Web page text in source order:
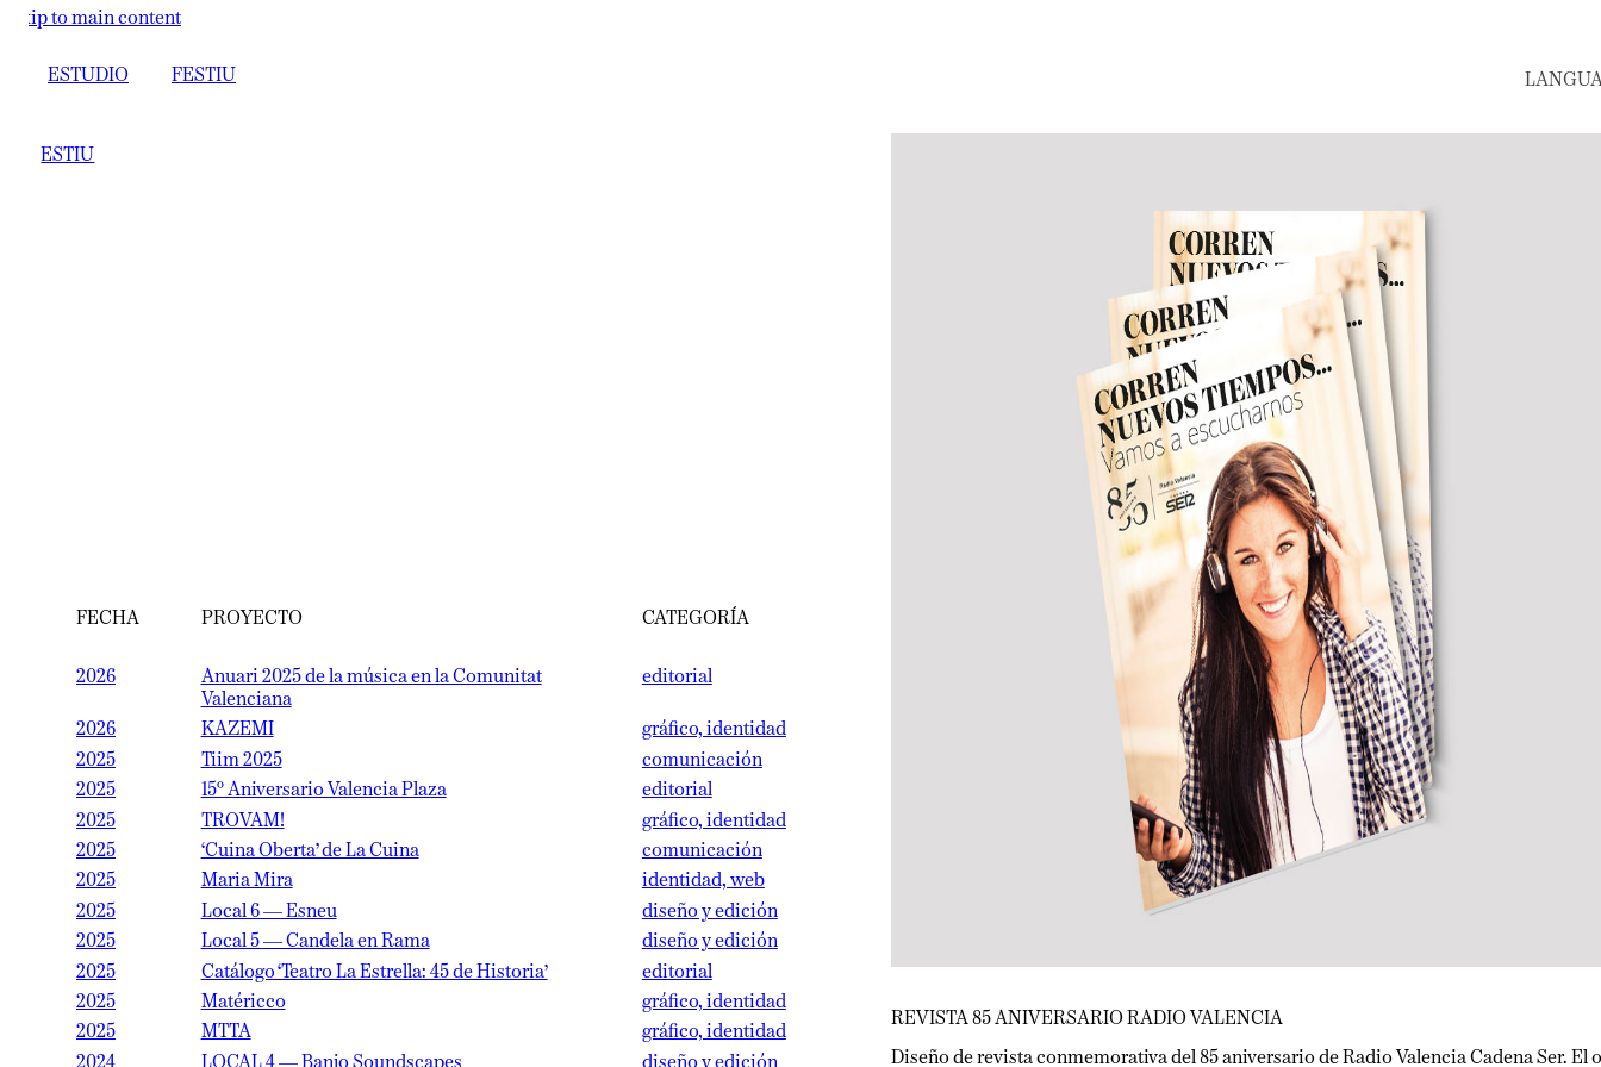
to main content
ESTUDIO FESTIU
ESTIU
LANGUAGE
FECHA PROYECTO CATEGORÍA
2026
Anuari 2025 de la música en la Comunitat
Valenciana
editorial
2026 KAZEMI
gráfico, identidad
2025
Tiim 2025
comunicación
2025
15º Aniversario Valencia Plaza
editorial
2025
TROVAM!
gráfico, identidad
2025
‘Cuina Oberta’ de La Cuina
comunicación
2025
Maria Mira
identidad, web
2025
Local 6 — Esneu
diseño y edición
2025
Local 5 — Candela en Rama
diseño y edición
2025
Catálogo ‘Teatro La Estrella: 45 de Historia’
editorial
2025
Matéricco
gráfico, identidad
2025
MTTA
gráfico, identidad
2024
LOCAL 4 — Banjo Soundscapes diseño y edición
REVISTA 85 ANIVERSARIO RADIO VALENCIA
Diseño de revista conmemorativa del 85 aniversario de Radio Valencia Cadena Ser. El